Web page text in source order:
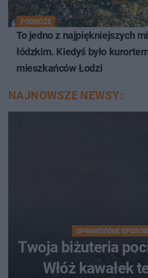
PODRÓŻE
To jedno z najpiękniejszych
łódzkim. Kiedyś było
mieszkańców Łodzi
NAJNOWSZE NEWSY:
SPRAWDZONE
Twoja biżuteria
Włóż kawałek